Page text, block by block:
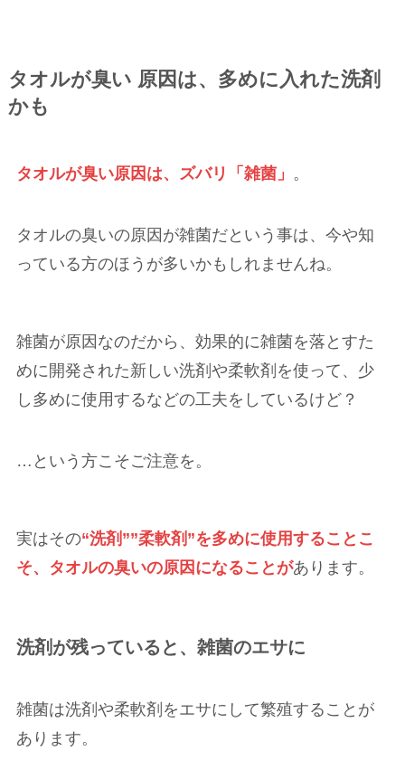
タオルが臭い 原因は、多めに入れた洗剤
かも
タオルが臭い原因は、ズバリ「雑菌」 。
タオルの臭いの原因が雑菌だという事は、今や知
っている方のほうが多いかもしれませんね。
雑菌が原因なのだから、効果的に雑菌を落とすた
めに開発された新しい洗剤や柔軟剤を使って、少
し多めに使用するなどの工夫をしているけど？
…という方こそご注意を。
実はその“洗剤””柔軟剤”を多めに使用することこ
そ、タオルの臭いの原因になることがあります。
洗剤が残っていると、雑菌のエサに
雑菌は洗剤や柔軟剤をエサにして繁殖することが
あります。